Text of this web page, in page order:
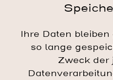
Ihre Daten
so lange
Zweck der